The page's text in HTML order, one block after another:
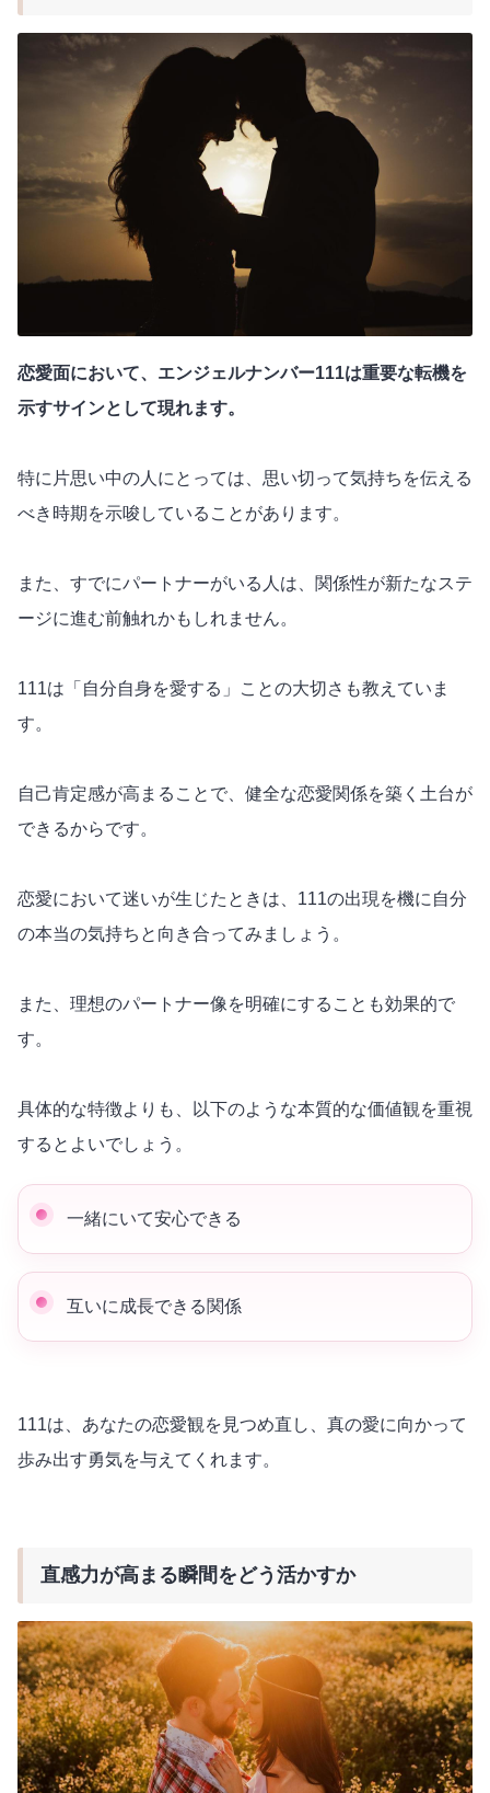
恋愛面において、エンジェルナンバー111は重要な転機を
示すサインとして現れます。
特に片思い中の人にとっては、思い切って気持ちを伝える
べき時期を示唆していることがあります。
また、すでにパートナーがいる人は、関係性が新たなステ
ージに進む前触れかもしれません。
111は「自分自身を愛する」ことの大切さも教えていま
す。
自己肯定感が高まることで、健全な恋愛関係を築く土台が
できるからです。
恋愛において迷いが生じたときは、111の出現を機に自分
の本当の気持ちと向き合ってみましょう。
また、理想のパートナー像を明確にすることも効果的で
す。
具体的な特徴よりも、以下のような本質的な価値観を重視
するとよいでしょう。
一緒にいて安心できる
互いに成長できる関係
111は、あなたの恋愛観を見つめ直し、真の愛に向かって
歩み出す勇気を与えてくれます。
直感力が高まる瞬間をどう活かすか